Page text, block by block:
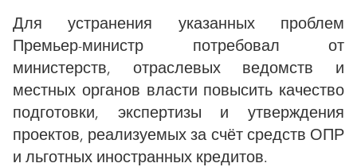
Для устранения указанных проблем
Премьер-министр потребовал от
министерств, отраслевых ведомств и
местных органов власти повысить качество
подготовки, экспертизы и утверждения
проектов, реализуемых за счёт средств ОПР
и льготных иностранных кредитов.